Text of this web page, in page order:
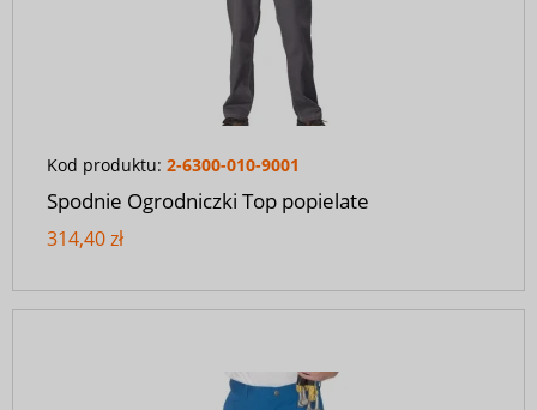
Kod produktu: 2-6300-010-9001
Spodnie Ogrodniczki Top popielate
314,40 zł